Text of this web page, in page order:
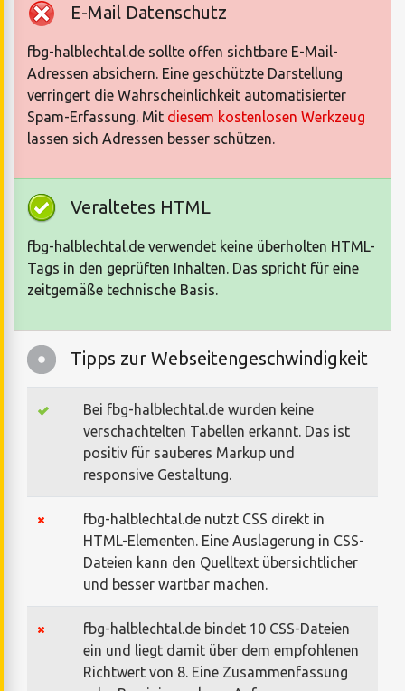
E-Mail Datenschutz
fbg-halblechtal.de sollte offen sichtbare E-Mail-
Adressen absichern. Eine geschützte Darstellung
verringert die Wahrscheinlichkeit automatisierter
Spam-Erfassung. Mit diesem kostenlosen Werkzeug
lassen sich Adressen besser schützen.
Veraltetes HTML
fbg-halblechtal.de verwendet keine überholten HTML-
Tags in den geprüften Inhalten. Das spricht für eine
zeitgemäße technische Basis.
Tipps zur Webseitengeschwindigkeit
Bei fbg-halblechtal.de wurden keine
verschachtelten Tabellen erkannt. Das ist
positiv für sauberes Markup und
responsive Gestaltung.
fbg-halblechtal.de nutzt CSS direkt in
HTML-Elementen. Eine Auslagerung in CSS-
Dateien kann den Quelltext übersichtlicher
und besser wartbar machen.
fbg-halblechtal.de bindet 10 CSS-Dateien
ein und liegt damit über dem empfohlenen
Richtwert von 8. Eine Zusammenfassung